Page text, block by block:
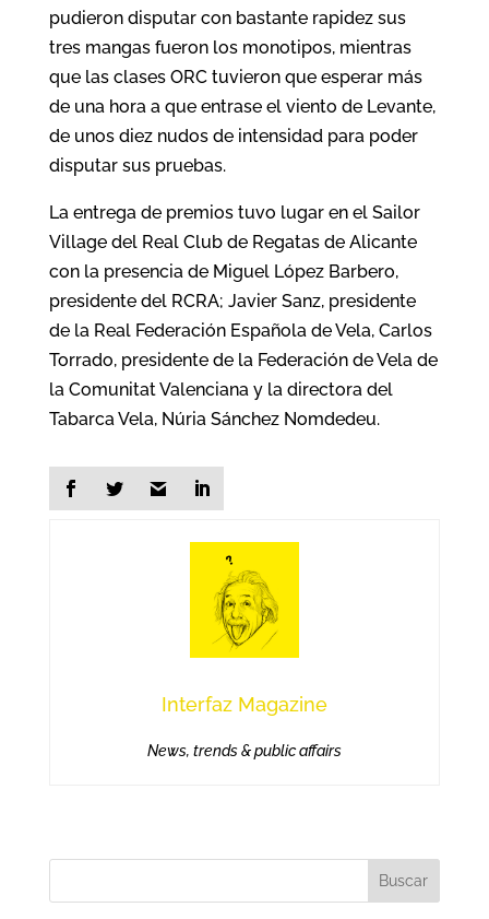
pudieron disputar con bastante rapidez sus
tres mangas fueron los monotipos, mientras
que las clases ORC tuvieron que esperar más
de una hora a que entrase el viento de Levante,
de unos diez nudos de intensidad para poder
disputar sus pruebas.
La entrega de premios tuvo lugar en el Sailor
Village del Real Club de Regatas de Alicante
con la presencia de Miguel López Barbero,
presidente del RCRA; Javier Sanz, presidente
de la Real Federación Española de Vela, Carlos
Torrado, presidente de la Federación de Vela de
la Comunitat Valenciana y la directora del
Tabarca Vela, Núria Sánchez Nomdedeu.
Interfaz Magazine
News, trends & public affairs
Buscar